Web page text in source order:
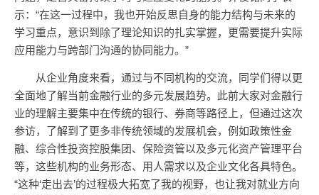
示：“在这一过程中，我也开始反思自身的能力结构与未来的
学习重点，意识到除了理论知识的扎实掌握，更需要提升实际
应用能力与跨部门沟通的协同能力。”
从企业角度来看，通过与不同机构的交流，同学们得以更
全面地了解当前金融行业的多元发展趋势。此前大家对金融行
业的理解主要集中在传统的银行、券商等路径上，但通过这次
参访，了解到了更多非传统领域的发展机会，例如政策性金
融、综合性投资控股集团、保险资管以及多元化资产管理平台
等，这些机构的业务形态、用人需求以及企业文化各具特色。
“这种‘走出去’的过程极大拓宽了我的视野，也让我对就业方向